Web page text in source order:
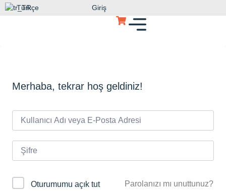
Türkçe Giriş
Merhaba, tekrar hoş geldiniz!
Oturumumu açık tut Parolanızı mı unuttunuz?